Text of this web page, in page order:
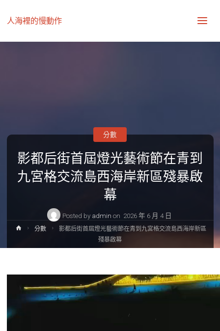
人海裡的慢動作
影都后街首屆燈光藝術節在青到
九宮格交流島西海岸新區殘暴啟
幕
Posted by admin on 2026 年 6 月 4 日
分數
Home分數
影都后街首屆燈光藝術節在青到九宮格交流島西海岸新區
殘暴啟幕